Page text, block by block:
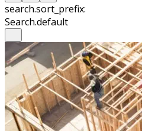
search.sort_prefix:
Search.default